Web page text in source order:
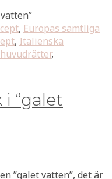
, Europas samtliga
, Italienska
,
i “galet
”galet vatten”, det är